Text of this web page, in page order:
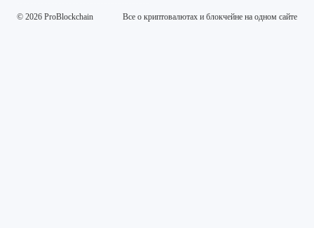
© 2026 ProBlockchain Все о криптовалютах и блокчейне на одном сайте